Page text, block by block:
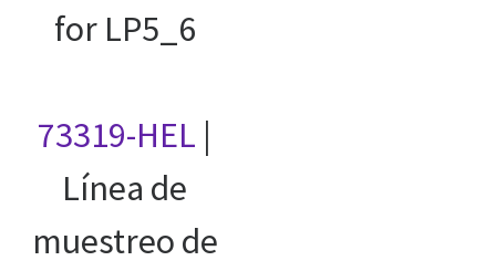
for LP5_6
73319-HEL |
Línea de
muestreo de